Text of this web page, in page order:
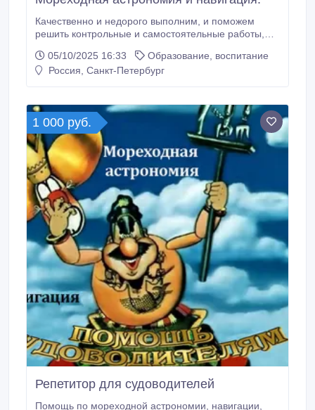
Качественно и недорого выполним, и поможем
решить контрольные и самостоятельные работы,
математическим основам судовождения..
05/10/2025 16:33
Образование, воспитание
Россия, Санкт-Петербург
1 000 руб.
Репетитор для судоводителей
Помощь по мореходной астрономии, навигации,